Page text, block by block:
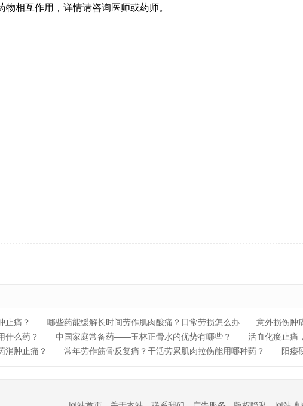
相互作用，详情请咨询医师或药师。
止痛？ 哪些药能缓解长时间劳作肌肉酸痛？日常劳损怎么办
意外损伤肿
什么药？
中国家庭常备药——玉林正骨水的优势有哪些？
活血化瘀止痛
消肿止痛？
常年劳作筋骨反复痛？干活劳累肌肉拉伤能用哪种药？ 阳痿